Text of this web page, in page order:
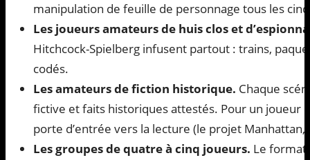
manipulation de feuille de personnage tous les
Les joueurs amateurs de huis clos et
Hitchcock-Spielberg infusent partout : trains,
codés.
Les amateurs de fiction historique. Chaque
fictive et faits historiques attestés. Pour un joueur
porte d’entrée vers la lecture (le projet Manhattan,
Les groupes de quatre à cinq joueurs. Le format